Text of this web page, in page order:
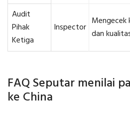
Audit
Pihak
Ketiga
Inspector Mengecek
dan
FAQ Seputar menilai
ke China